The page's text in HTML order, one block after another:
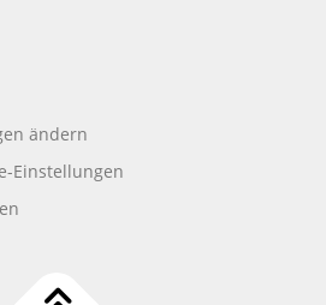
ändern
Einstellungen